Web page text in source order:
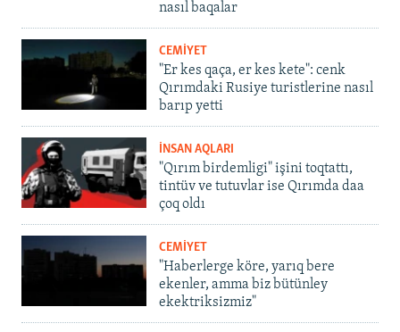
nasıl baqalar
CEMİYET
"Er kes qaça, er kes kete": cenk
Qırımdaki Rusiye turistlerine nasıl
barıp yetti
İNSAN AQLARI
"Qırım birdemligi" işini toqtattı,
tintüv ve tutuvlar ise Qırımda daa
çoq oldı
CEMİYET
"Haberlerge köre, yarıq bere
ekenler, amma biz bütünley
ekektriksizmiz"